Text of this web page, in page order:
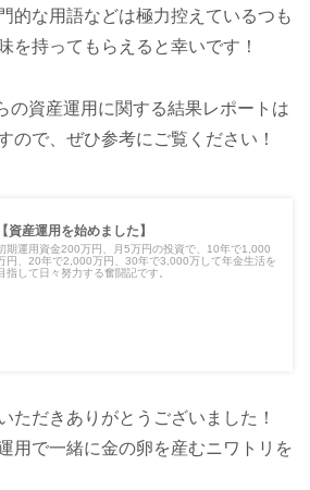
的な用語などは極力控えているつも
を持ってもらえると幸いです！
の資産運用に関する結果レポートは
ので、ぜひ参考にご覧ください！
【資産運用を始めました】
期運用資金200万円、月5万円の投資で、10年で1,000
円、20年で2,000万円、30年で3,000万して年金生活を
指して日々努力する奮闘記です。
ただきありがとうございました！
用で一緒に金の卵を産むニワトリを